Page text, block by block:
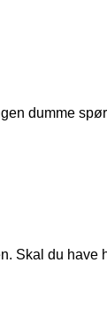
dumme
Skal du